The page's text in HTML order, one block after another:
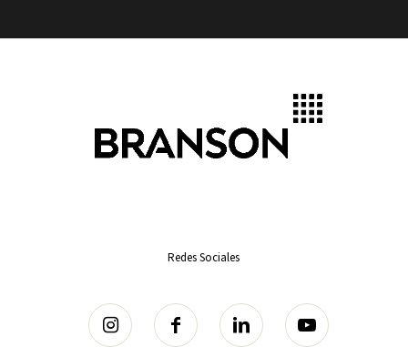
Redes Sociales